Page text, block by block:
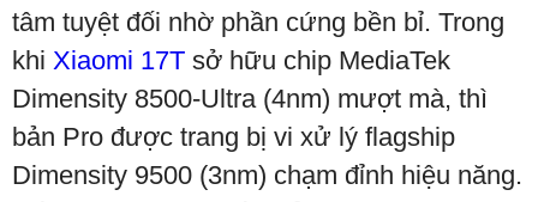
tâm tuyệt đối nhờ phần cứng bền bỉ. Trong
khi Xiaomi 17T sở hữu chip MediaTek
Dimensity 8500-Ultra (4nm) mượt mà, thì
bản Pro được trang bị vi xử lý flagship
Dimensity 9500 (3nm) chạm đỉnh hiệu năng.